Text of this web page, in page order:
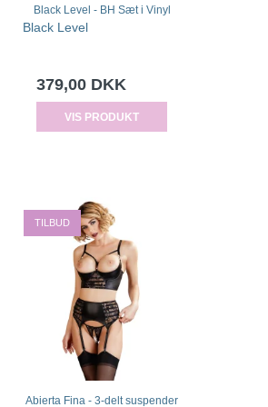
Black Level - BH Sæt i Vinyl
Black Level
379,00 DKK
VIS PRODUKT
TILBUD
Abierta Fina - 3-delt suspender